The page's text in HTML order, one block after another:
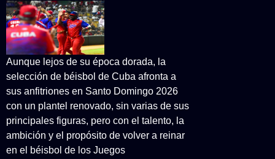
Aunque lejos de su época dorada, la
selección de béisbol de Cuba afronta a
sus anfitriones en Santo Domingo 2026
con un plantel renovado, sin varias de sus
principales figuras, pero con el talento, la
ambición y el propósito de volver a reinar
en el béisbol de los Juegos